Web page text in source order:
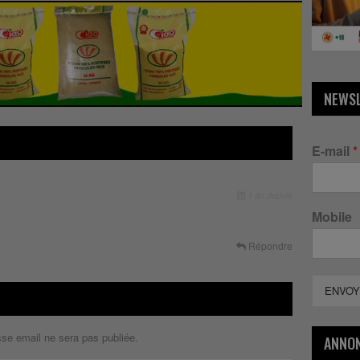
Répondre
email ne sera pas publiée.
E-mail *
Mobile